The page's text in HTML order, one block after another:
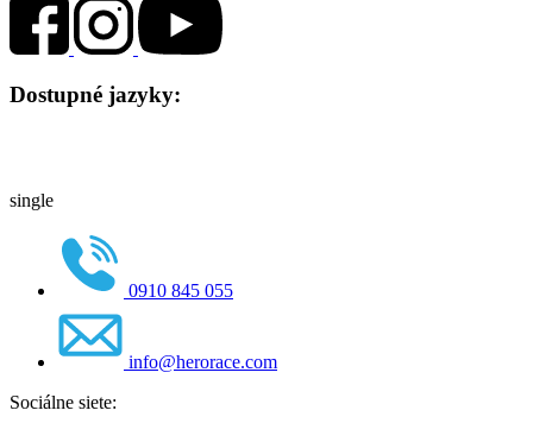
Dostupné jazyky:
single
0910 845 055
info@herorace.com
Sociálne siete: